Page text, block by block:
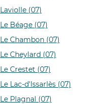
Laviolle (07)
Le Béage (07)
Le Chambon (07)
Le Cheylard (07)
Le Crestet (07)
Le Lac-d'Issarlès (07)
Le Plagnal (07)